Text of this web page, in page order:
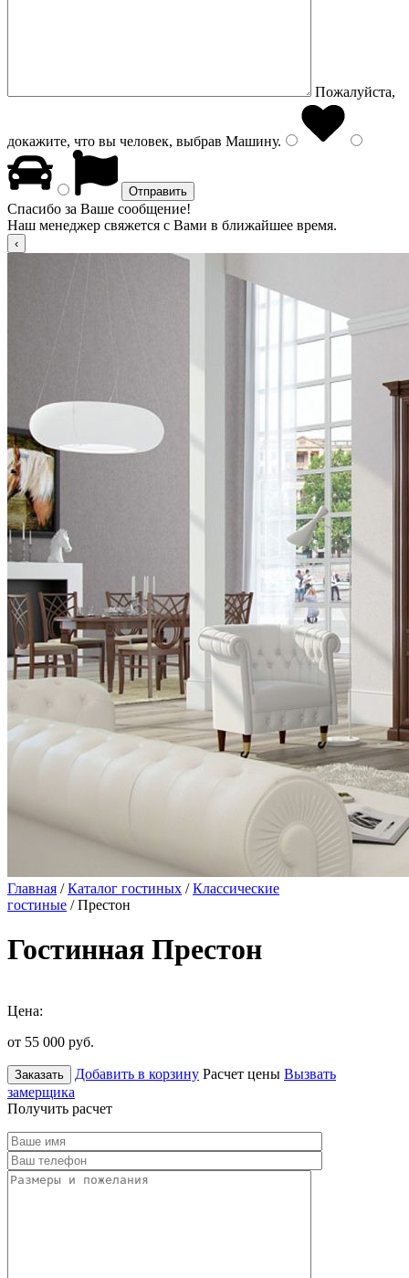
Пожалуйста,
докажите, что вы человек, выбрав Машину.
Спасибо за Ваше сообщение!
Наш менеджер свяжется с Вами в ближайшее время.
Главная /Каталог гостиных /Классические
гостиные / Престон
Гостинная Престон
Цена:
от 55 000 руб.
Заказать Добавить в корзину Расчет цены Вызвать
замерщика
Получить расчет